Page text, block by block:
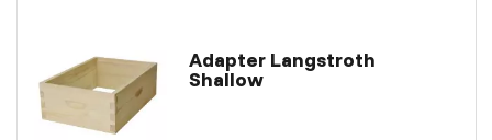
Adapter Langstroth
Shallow